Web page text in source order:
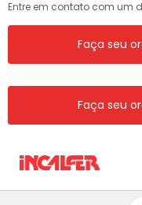
Entre em contato com um
Faça seu
Faça seu